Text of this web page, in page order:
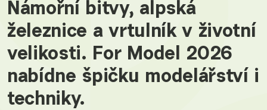
Námořní bitvy, alpská
železnice a vrtulník v životní
velikosti. For Model 2026
nabídne špičku modelářství i
techniky.